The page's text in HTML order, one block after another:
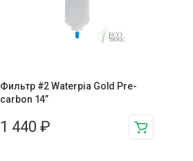
Фильтр #2 Waterpia Gold Pre-
carbon 14”
1 440 ₽